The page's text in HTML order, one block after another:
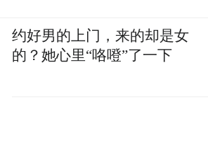
约好男的上门，来的却是女
的？她心里“咯噔”了一下